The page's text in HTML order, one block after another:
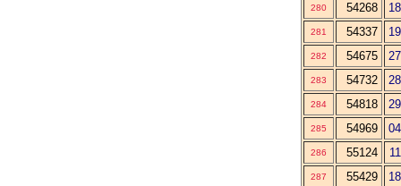
280 54268
281 54337
282 54675
283 54732
284 54818
285 54969
286 55124
287 55429